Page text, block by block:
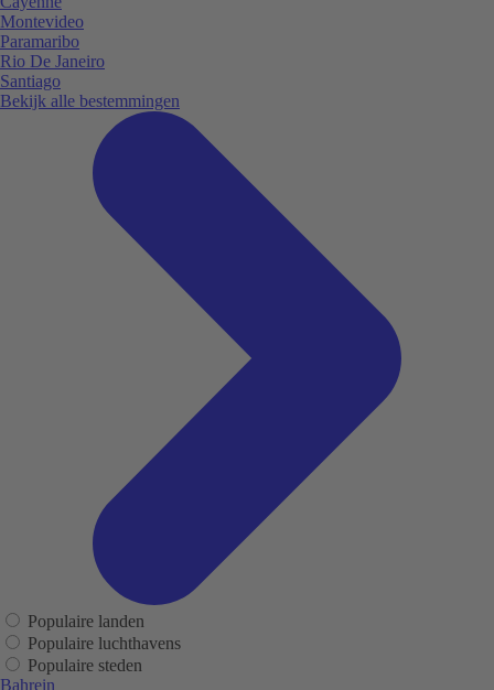
Montevideo
Paramaribo
Rio De Janeiro
Santiago
Bekijk alle bestemmingen
Populaire landen
Populaire luchthavens
Populaire steden
Bahrein